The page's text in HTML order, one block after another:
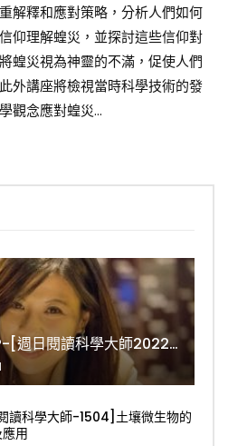
解釋和應對策略，分析人們如何
仰理解蝗災，並探討這些信仰對
蝗災視為神靈的不滿，促使人們
外講座將檢視當時科學技術的發
觀念應對蝗災...
如何種樹生碳權?-[週日閱讀科學大師2022.11.06]
讀科學大師-1504]土壤微生物的
用